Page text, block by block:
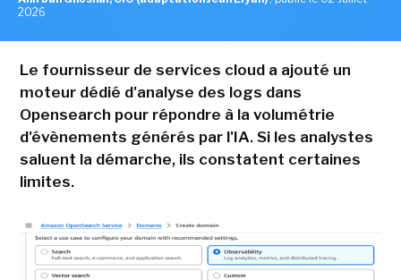
2026
Le fournisseur de services cloud a ajouté un
moteur dédié d'analyse des logs dans
Opensearch pour répondre à la volumétrie
d'évènements générés par l'IA. Si les analystes
saluent la démarche, ils constatent certaines
limites.